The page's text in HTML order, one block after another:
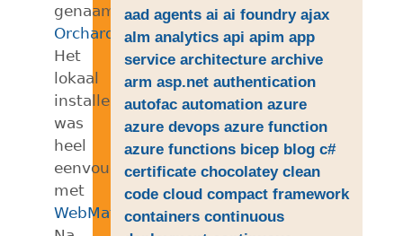
genaamd
Orchard
Het
lokaal
installeren
was
heel
eenvoudig
met
WebMatrix.
aad agents ai ai foundry ajax
alm analytics api apim app
service architecture archive
arm asp.net authentication
autofac automation azure
azure devops azure function
azure functions bicep blog c#
certificate chocolatey clean
code cloud compact framework
containers continuous